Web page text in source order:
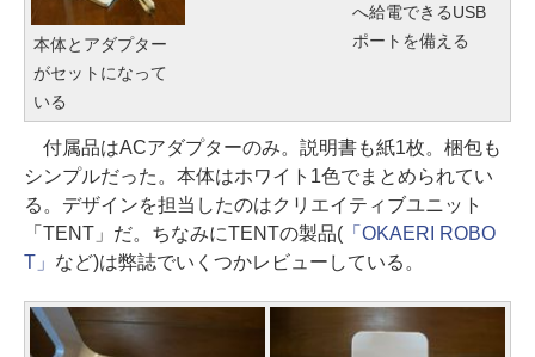
本体とアダプター
がセットになって
いる
へ給電できるUSB
ポートを備える
付属品はACアダプターのみ。説明書も紙1枚。梱包も
シンプルだった。本体はホワイト1色でまとめられてい
る。デザインを担当したのはクリエイティブユニット
「TENT」だ。ちなみにTENTの製品(「OKAERI ROBO
T」 など)は弊誌でいくつかレビューしている。